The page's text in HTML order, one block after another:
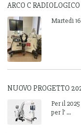
ARCO C RADIOLOGICO
Martedì
NUOVO PROGETTO
Per il
per l’ ...